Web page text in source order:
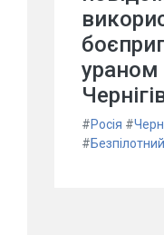
ураном
#Росія #
#